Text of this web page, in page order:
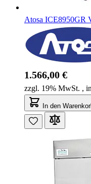
Atosa ICE8950GR
1.566,00 €
zzgl. 19% MwSt. ,
In den